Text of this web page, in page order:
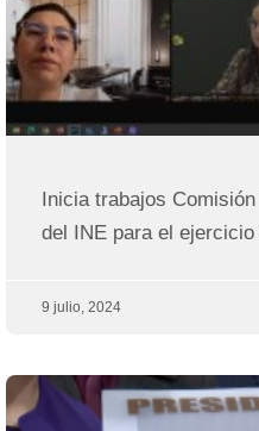
Inicia trabajos
del INE para el ejercicio
9 julio, 2024